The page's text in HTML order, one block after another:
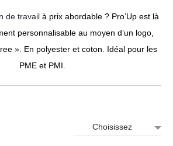
de travail à prix abordable ? Pro’Up est là
personnalisable au moyen d’un logo,
». En polyester et coton. Idéal pour les
PME et PMI.